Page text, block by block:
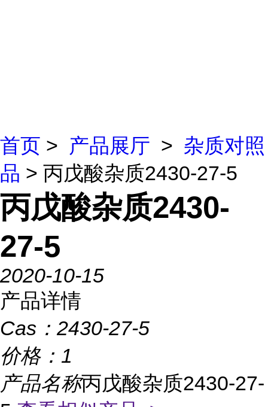
首页 > 产品展厅 > 杂质对照
品 > 丙戊酸杂质2430-27-5
丙戊酸杂质2430-
27-5
2020-10-15
产品详情
Cas： 2430-27-5
价格： 1
产品名称丙戊酸杂质2430-27-